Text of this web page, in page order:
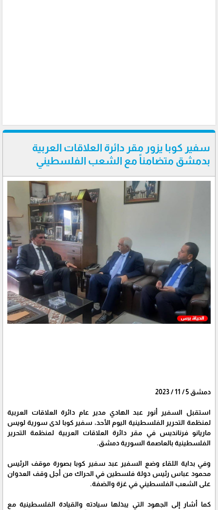
سفير كوبا يزور مقر دائرة العلاقات العربية
بدمشق متضامناً مع الشعب الفلسطيني
دمشق 5 / 11 / 2023
استقبل السفير أنور عبد الهادي مدير عام دائرة العلاقات العربية
لمنظمة التحرير الفلسطينية اليوم الأحد، سفير كوبا لدى سورية لويس
ماريانو فرنانديس في مقر دائرة العلاقات العربية لمنظمة التحرير
الفلسطينية بالعاصمة السورية دمشق.
وفي بداية اللقاء وضع السفير عبد سفير كوبا بصورة موقف الرئيس
محمود عباس رئيس دولة فلسطين في الحراك من أجل وقف العدوان
على الشعب الفلسطيني في غزة والضفة.
كما أشار إلى الجهود التي يبذلها سيادته والقيادة الفلسطينية مع